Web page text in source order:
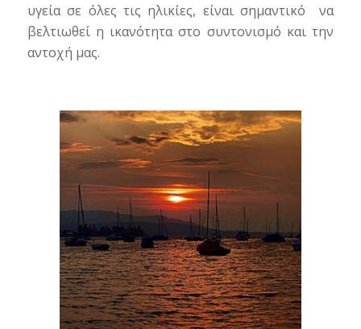
υγεία σε όλες τις ηλικίες, είναι σημαντικό να
βελτιωθεί η ικανότητα στο συντονισμό και την
αντοχή μας.